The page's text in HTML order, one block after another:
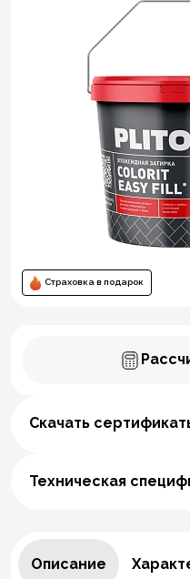
Страховка в подарок
Скачать
Техническая
Описание